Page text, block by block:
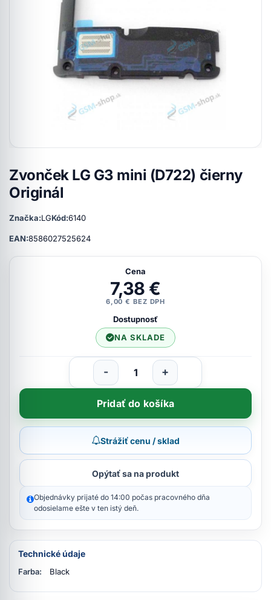
Zvonček LG G3 mini (D722) čierny
Originál
Značka:LGKód:6140
EAN:8586027525624
Cena
7,38 €
6,00 € BEZ DPH
Dostupnosť
NA SKLADE
- +
Pridať do košíka
Strážiť cenu / sklad
Opýtať sa na produkt
Objednávky prijaté do 14:00 počas pracovného dňa
odosielame ešte v ten istý deň.
Technické údaje
Farba: Black